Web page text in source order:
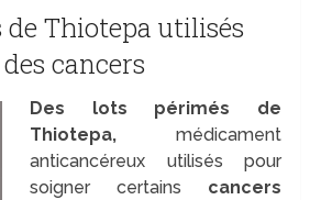
Thiotepa utilisés
cancers
Des lots périmés de
Thiotepa, médicament
anticancéreux utilisés pour
soigner certains cancers